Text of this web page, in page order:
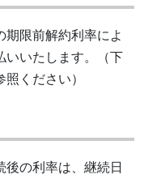
限前解約利率によ
いいたします。（下
ください）
後の利率は、継続日